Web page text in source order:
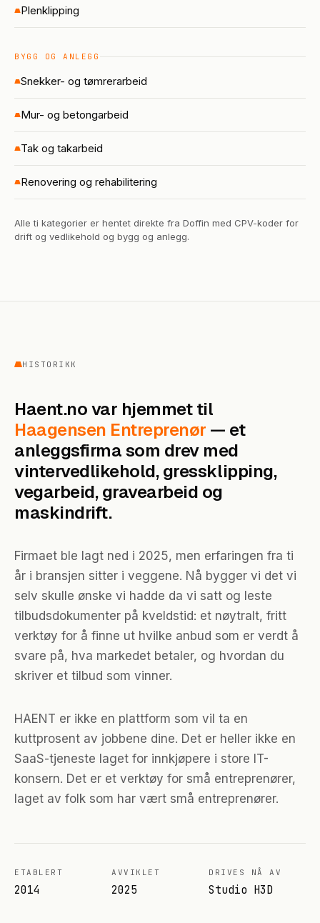
Plenklipping
BYGG OG ANLEGG
Snekker- og tømrerarbeid
Mur- og betongarbeid
Tak og takarbeid
Renovering og rehabilitering
Alle ti kategorier er hentet direkte fra Doffin med CPV-koder for
drift og vedlikehold og bygg og anlegg.
HISTORIKK
Haent.no var hjemmet til
Haagensen Entreprenør — et
anleggsfirma som drev med
vintervedlikehold, gressklipping,
vegarbeid, gravearbeid og
maskindrift.
Firmaet ble lagt ned i 2025, men erfaringen fra ti
år i bransjen sitter i veggene. Nå bygger vi det vi
selv skulle ønske vi hadde da vi satt og leste
tilbudsdokumenter på kveldstid: et nøytralt, fritt
verktøy for å finne ut hvilke anbud som er verdt å
svare på, hva markedet betaler, og hvordan du
skriver et tilbud som vinner.
HAENT er ikke en plattform som vil ta en
kuttprosent av jobbene dine. Det er heller ikke en
SaaS-tjeneste laget for innkjøpere i store IT-
konsern. Det er et verktøy for små entreprenører,
laget av folk som har vært små entreprenører.
ETABLERT
2014
AVVIKLET
2025
DRIVES NÅ AV
Studio H3D